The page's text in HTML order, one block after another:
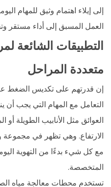
إلى إيلاء اهتمام وثيق للمهام
العمل المسبق إلى أداء مستقر
التطبيقات الشائعة
متعددة المراحل
إن قدرتهم على تكديس الضغط
التعامل مع المهام التي يجب أن
العوائق مثل الأنابيب الطويلة
الارتفاع. وهي تظهر في مجموعة
مع كل شيء بدءًا من التهوية
المتخصصة.
تستخدم محطات معالجة مياه